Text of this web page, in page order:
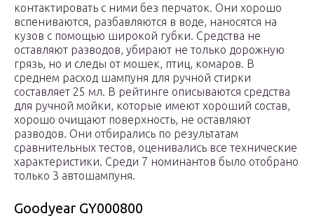
контактировать с ними без перчаток. Они хорошо
вспениваются, разбавляются в воде, наносятся на
кузов с помощью широкой губки. Средства не
оставляют разводов, убирают не только дорожную
грязь, но и следы от мошек, птиц, комаров. В
среднем расход шампуня для ручной стирки
составляет 25 мл. В рейтинге описываются средства
для ручной мойки, которые имеют хороший состав,
хорошо очищают поверхность, не оставляют
разводов. Они отбирались по результатам
сравнительных тестов, оценивались все технические
характеристики. Среди 7 номинантов было отобрано
только 3 автошампуня.
Goodyear GY000800